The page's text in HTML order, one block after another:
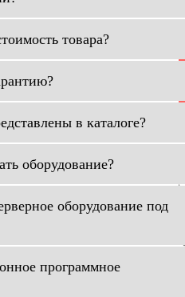
товара?
в каталоге?
оборудование?
оборудование под
программное